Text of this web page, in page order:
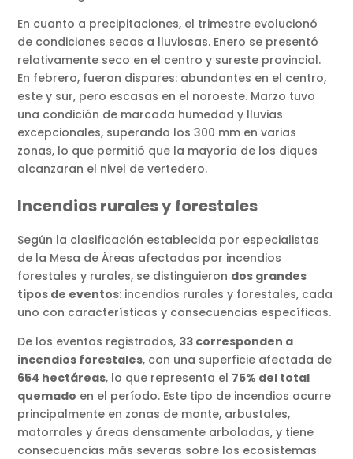
En cuanto a precipitaciones, el trimestre evolucionó
de condiciones secas a lluviosas. Enero se presentó
relativamente seco en el centro y sureste provincial.
En febrero, fueron dispares: abundantes en el centro,
este y sur, pero escasas en el noroeste. Marzo tuvo
una condición de marcada humedad y lluvias
excepcionales, superando los 300 mm en varias
zonas, lo que permitió que la mayoría de los diques
alcanzaran el nivel de vertedero.
Incendios rurales y forestales
Según la clasificación establecida por especialistas
de la Mesa de Áreas afectadas por incendios
forestales y rurales, se distinguieron dos grandes
tipos de eventos: incendios rurales y forestales, cada
uno con características y consecuencias específicas.
De los eventos registrados, 33 corresponden a
incendios forestales, con una superficie afectada de
654 hectáreas, lo que representa el 75% del total
quemado en el período. Este tipo de incendios ocurre
principalmente en zonas de monte, arbustales,
matorrales y áreas densamente arboladas, y tiene
consecuencias más severas sobre los ecosistemas